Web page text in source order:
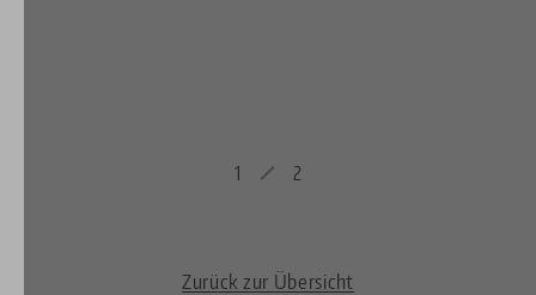
1 2
Zurück zur Übersicht